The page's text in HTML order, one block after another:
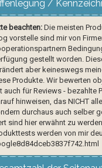
/
beachten:Die meisten
vorstelle sind mir von
gestellt worden.
aber keineswegs
Produkte. Wir bewerten
auch für Reviews - bezahlte
hinweisen, das NICHT
durchaus auch selber
sind hier erwähnt zu
werden von mir